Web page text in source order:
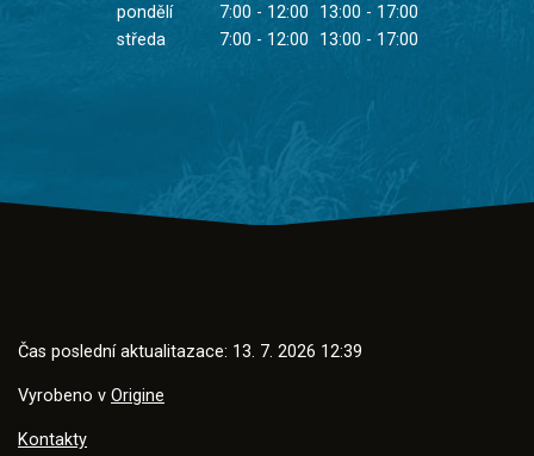
pondělí 7:00 - 12:00
13:00 - 17:00
středa
7:00 - 12:00 13:00 - 17:00
Čas poslední aktualitazace: 13. 7. 2026 12:39
Vyrobeno v Origine
Kontakty